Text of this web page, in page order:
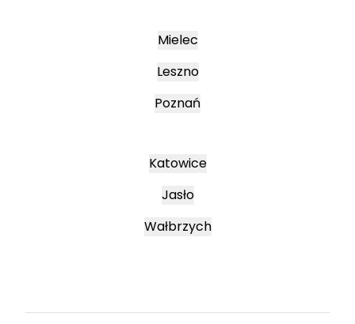
Mielec
Leszno
Poznań
Katowice
Jasło
Wałbrzych